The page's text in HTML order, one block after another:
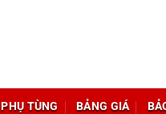
PHỤ TÙNG BẢNG GIÁ